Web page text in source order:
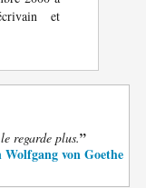
et
regarde plus.”
Wolfgang von Goethe